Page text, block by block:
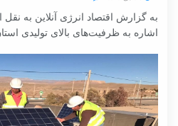
به گزارش اقتصاد انرژی آنلاین به نقل
اشاره به ظرفیت‌های بالای تولیدی